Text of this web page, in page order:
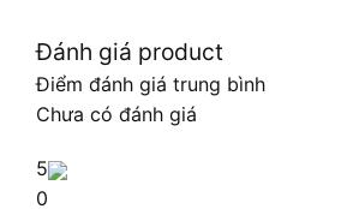
Đánh giá product
Điểm đánh giá trung bình
Chưa có đánh giá
5
0